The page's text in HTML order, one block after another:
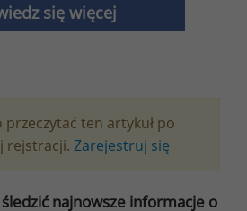
się więcej
przeczytać ten artykuł po
rejstracji. Zarejestruj się
najnowsze informacje o